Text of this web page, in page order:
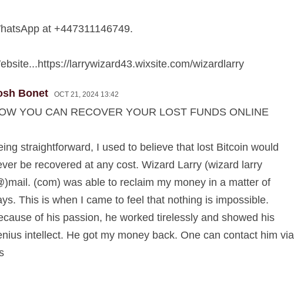
at +447311146749.
larrywizard43.wixsite.com/wizardlarry
Bonet OCT 21, 2024 13:42
YOU CAN RECOVER YOUR LOST FUNDS ONLINE
straightforward, I used to believe that lost Bitcoin would
be recovered at any cost. Wizard Larry (wizard larry
(com) was able to reclaim my money in a matter of
This is when I came to feel that nothing is impossible.
of his passion, he worked tirelessly and showed his
intellect. He got my money back. One can contact him via